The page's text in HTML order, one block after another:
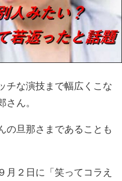
チな演技まで幅広くこな
ん。
の旦那さまであることも
月２日に「笑ってコラえ